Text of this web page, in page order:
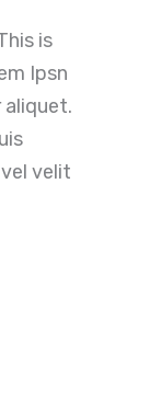
is
Ipsn
aliquet.
velit